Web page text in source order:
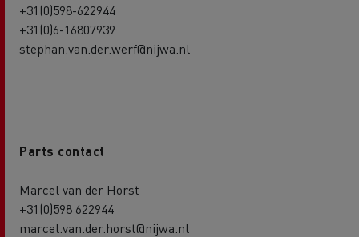
+31(0)598-622944
+31(0)6-16807939
stephan.van.der.werf@nijwa.nl
Parts contact
Marcel van der Horst
+31(0)598 622944
marcel.van.der.horst@nijwa.nl